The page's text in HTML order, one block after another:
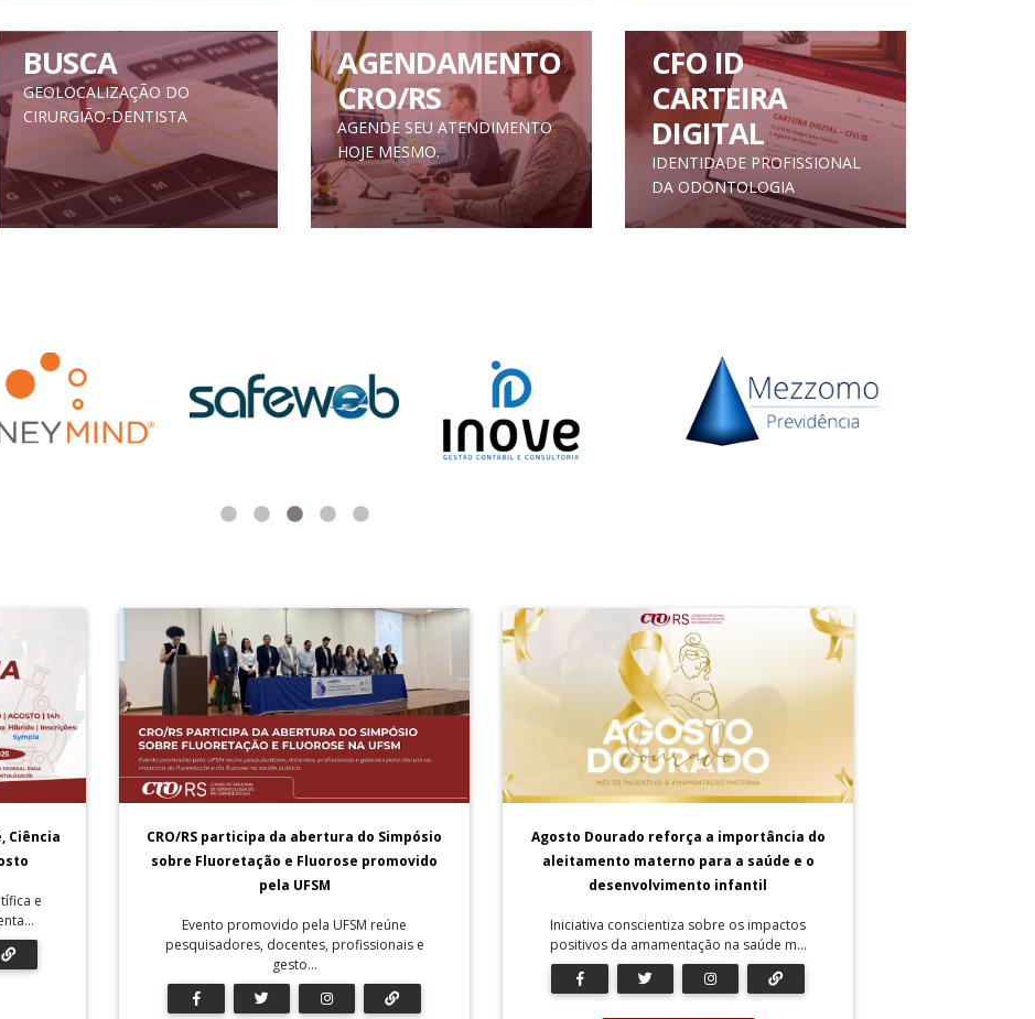
BUSCA
GEOLOCALIZAÇÃO DO
CIRURGIÃO-DENTISTA
AGENDAMENTO
CRO/RS
AGENDE SEU ATENDIMENTO
HOJE MESMO.
CFO ID
CARTEIRA
DIGITAL
IDENTIDADE PROFISSIONAL
DA ODONTOLOGIA
Ciência
e
CRO/RS participa da abertura do Simpósio
sobre Fluoretação e Fluorose promovido
pela UFSM
Evento promovido pela UFSM reúne
pesquisadores, docentes, profissionais e
gesto...
Agosto Dourado reforça a importância do
aleitamento materno para a saúde e o
desenvolvimento infantil
Iniciativa conscientiza sobre os impactos
positivos da amamentação na saúde m...